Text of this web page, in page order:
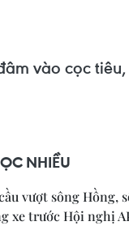
vào cọc
NHIỀU
vượt sông Hồng,
xe trước Hội nghị